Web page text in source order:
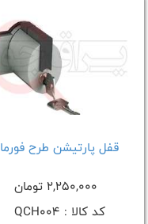
قفل پارتیشن طرح فورما
کد کالا : QCH004